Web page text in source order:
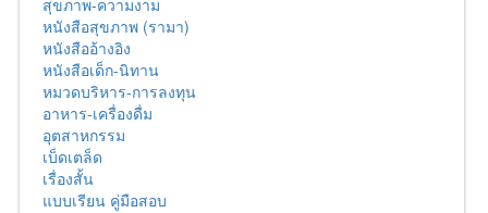
สุขภาพ-ความงาม
หนังสือสุขภาพ (รามา)
หนังสืออ้างอิง
หนังสือเด็ก-นิทาน
หมวดบริหาร-การลงทุน
อาหาร-เครื่องดื่ม
อุตสาหกรรม
เบ็ดเตล็ด
เรื่องสั้น
แบบเรียน คู่มือสอบ